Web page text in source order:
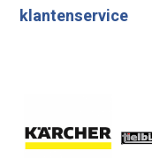
klantenservice